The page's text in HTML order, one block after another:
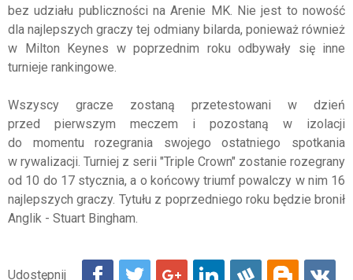
bez udziału publiczności na Arenie MK. Nie jest to nowość
dla najlepszych graczy tej odmiany bilarda, ponieważ również
w Milton Keynes w poprzednim roku odbywały się inne
turnieje rankingowe.
Wszyscy gracze zostaną przetestowani w dzień
przed pierwszym meczem i pozostaną w izolacji
do momentu rozegrania swojego ostatniego spotkania
w rywalizacji. Turniej z serii "Triple Crown" zostanie rozegrany
od 10 do 17 stycznia, a o końcowy triumf powalczy w nim 16
najlepszych graczy. Tytułu z poprzedniego roku będzie bronił
Anglik - Stuart Bingham.